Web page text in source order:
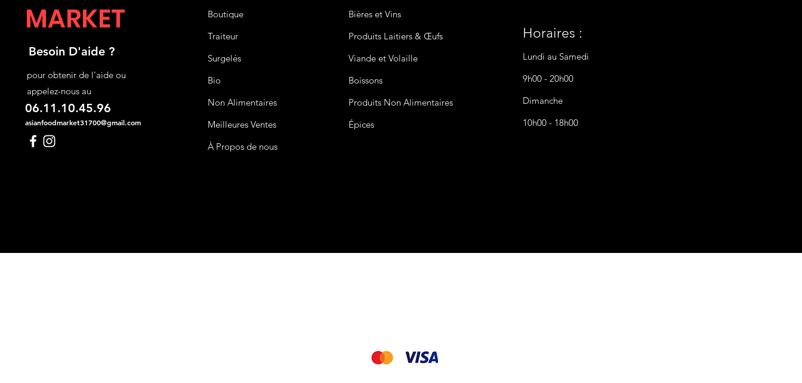
MARKET
Besoin D'aide ?
pour obtenir de l'aide ou
appelez-nous au
06.11.10.45.96
asianfoodmarket31700@gmail.com
Boutique
Traiteur
Surgelés
Bio
Non Alimentaires
Meilleures Ventes
À Propos de nous
Bièreset Vins
Produits Laitiers & Œufs
Viande et Volaille
Boissons
Produits Non Alimentaires
Épices
Horaires :
Lundi au Samedi
9h00 - 20h00
Dimanche
10h00 - 18h00